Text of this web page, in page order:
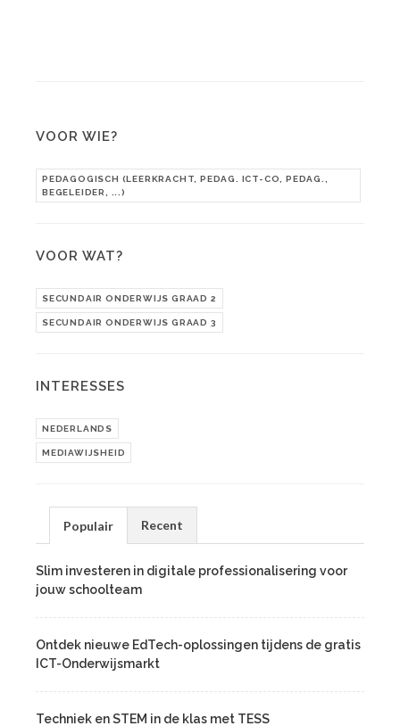
VOOR WIE?
PEDAGOGISCH (LEERKRACHT, PEDAG. ICT-CO, PEDAG.,
BEGELEIDER, ...)
VOOR WAT?
SECUNDAIR ONDERWIJS GRAAD 2
SECUNDAIR ONDERWIJS GRAAD 3
INTERESSES
NEDERLANDS
MEDIAWIJSHEID
Populair Recent
Slim investeren in digitale professionalisering voor
jouw schoolteam
Ontdek nieuwe EdTech-oplossingen tijdens de gratis
ICT-Onderwijsmarkt
Techniek en STEM in de klas met TESS